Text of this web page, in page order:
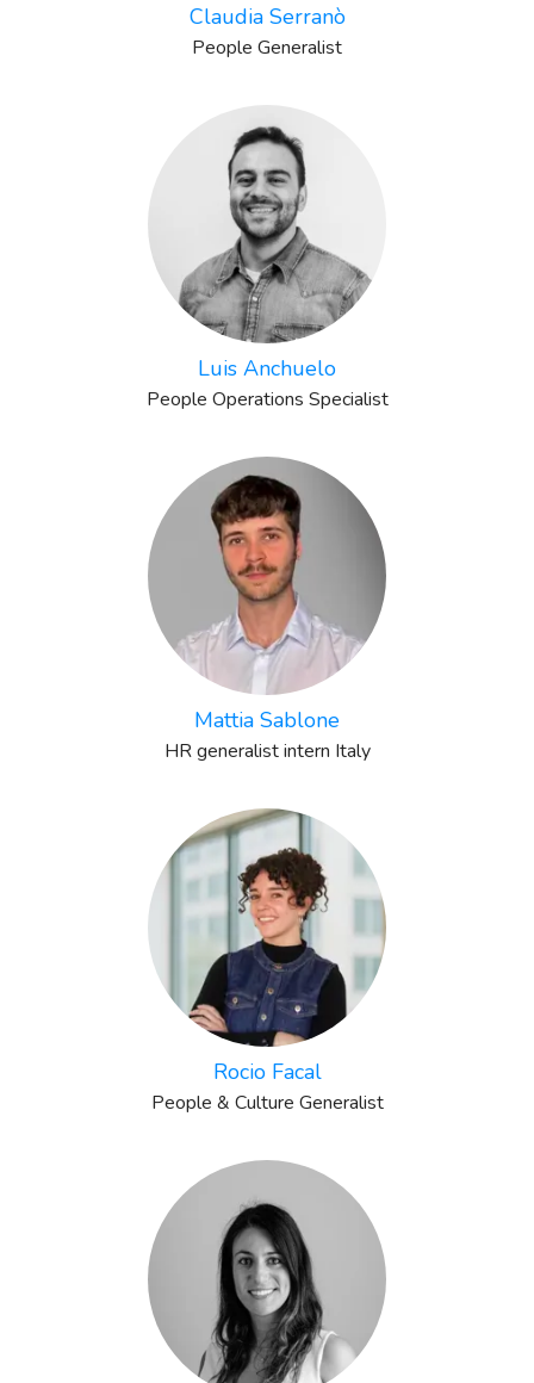
Claudia Serranò
People Generalist
Luis Anchuelo
People Operations Specialist
Mattia Sablone
HR generalist intern Italy
Rocio Facal
People & Culture Generalist